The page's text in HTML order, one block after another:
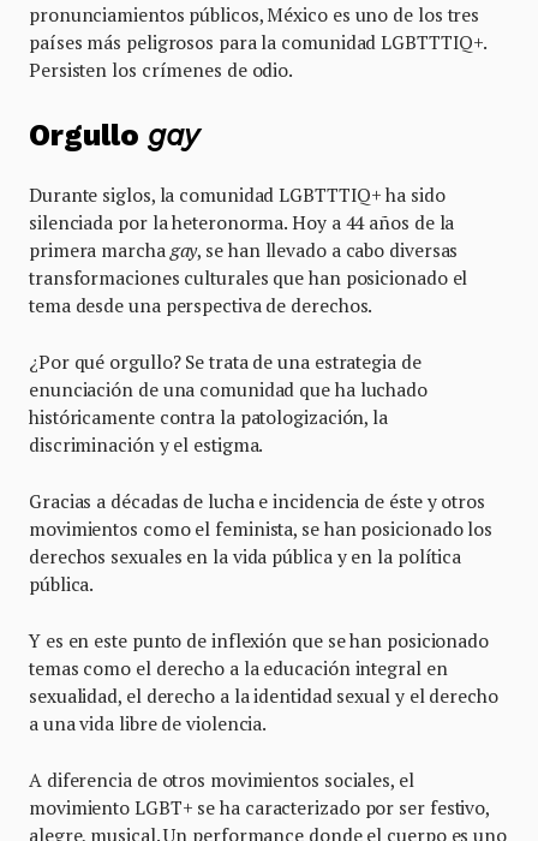
pronunciamientos públicos, México es uno de los tres
países más peligrosos para la comunidad LGBTTTIQ+.
Persisten los crímenes de odio.
Orgullo gay
Durante siglos, la comunidad LGBTTTIQ+ ha sido
silenciada por la heteronorma. Hoy a 44 años de la
primera marcha gay, se han llevado a cabo diversas
transformaciones culturales que han posicionado el
tema desde una perspectiva de derechos.
¿Por qué orgullo? Se trata de una estrategia de
enunciación de una comunidad que ha luchado
históricamente contra la patologización, la
discriminación y el estigma.
Gracias a décadas de lucha e incidencia de éste y otros
movimientos como el feminista, se han posicionado los
derechos sexuales en la vida pública y en la política
pública.
Y es en este punto de inflexión que se han posicionado
temas como el derecho a la educación integral en
sexualidad, el derecho a la identidad sexual y el derecho
a una vida libre de violencia.
A diferencia de otros movimientos sociales, el
movimiento LGBT+ se ha caracterizado por ser festivo,
alegre, musical. Un performance donde el cuerpo es uno